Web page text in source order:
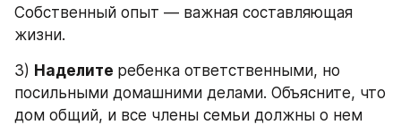
Собственный опыт — важная составляющая
жизни.
3) Наделите ребенка ответственными, но
посильными домашними делами. Объясните, что
дом общий, и все члены семьи должны о нем